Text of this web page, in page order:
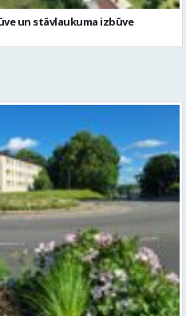
un stāvlaukuma izbūve